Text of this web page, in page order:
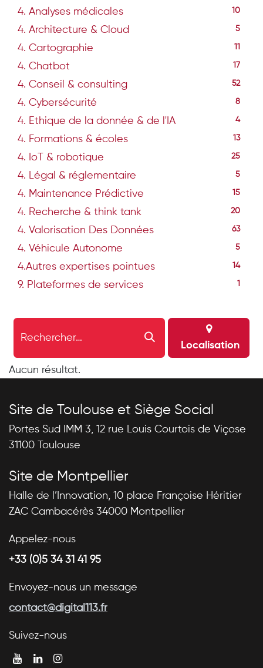
4. Analyses médicales 10
4. Architecture & Cloud 5
4. Cartographie
4. Chatbot 17
4. Conseil & consulting 52
4. Cybersécurité 8
4. Ethique de la donnée & de l'IA 4
4. Formations & écoles 13
4. IoT & robotique 25
4. Légal & réglementaire 5
4. Maintenance Prédictive 15
4. Recherche & think tank 20
4. Valorisation Des Données 63
4. Véhicule Autonome 5
4.Autres expertises pointues 14
9. Plateformes de services
Localisation
Aucun résultat.
Site de Toulouse et Siège Social
Portes Sud IMM 3, 12 rue Louis Courtois de Viçose
31100 Toulouse
Site de Montpellier
Halle de l’Innovation, 10 place Françoise Héritier
ZAC Cambacérès 34000 Montpellier
Appelez-nous
+33 (0)5 34 31 41 95
Envoyez-nous un message
contact@digital113.fr
Suivez-nous